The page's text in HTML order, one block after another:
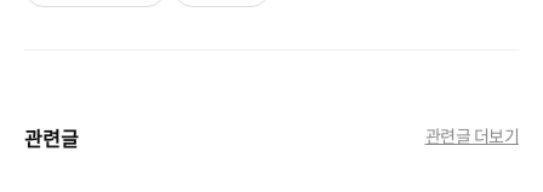
관련글 관련글 더보기